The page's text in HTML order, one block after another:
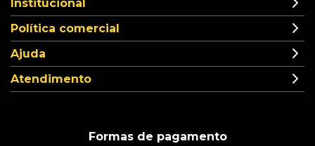
Institucional
Política comercial
Ajuda
Atendimento
Formas de pagamento